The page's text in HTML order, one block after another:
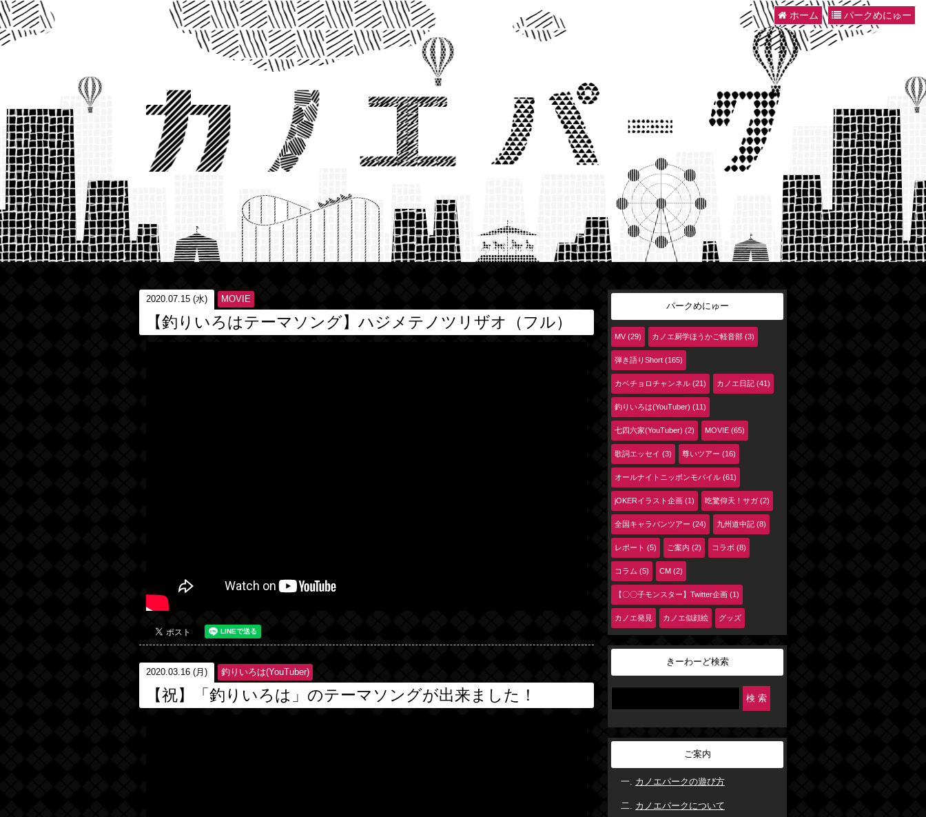
ホーム パークめにゅー
2020.07.15 (水) MOVIE
【釣りいろはテーマソング】ハジメテノツリザオ（フル）
2020.03.16 (月) 釣りいろは(YouTuber)
【祝】「釣りいろは」のテーマソングが出来ました！
パークめにゅー
MV (29) カノエ厨学ほうかご軽音部 (3)
弾き語りShort (165)
カベチョロチャンネル (21) カノエ日記 (41)
釣りいろは(YouTuber) (11)
七四六家(YouTuber) (2) MOVIE (65)
歌詞エッセイ (3) 尊いツアー (16)
オールナイトニッポンモバイル (61)
jOKERイラスト企画 (1) 吃驚仰天！サガ (2)
全国キャラバンツアー (24) 九州道中記 (8)
レポート (5) ご案内 (2) コラボ (8)
コラム (5) CM (2)
【〇〇子モンスター】Twitter企画 (1)
カノエ発見 カノエ似顔絵 グッズ
きーわーど検索
ご案内
カノエパークの遊び方
カノエパークについて